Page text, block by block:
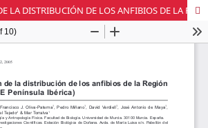
ACTUALIZACIÓN DE LA DISTRIBUCIÓN DE LOS ANFIBIOS DE LA REGIÓN DE MURCIA (SE PENÍNSULA IBÉRICA)